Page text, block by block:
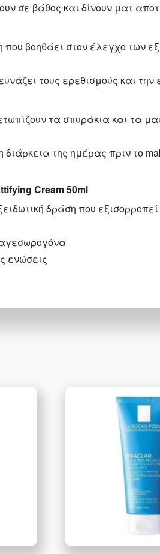
σε βάθος και δίνουν ματ
βοηθάει στον έλεγχο των
τους ερεθισμούς και
τα σπυράκια και τα
της ημέρας πριν το
Cream 50ml
δράση που
ενώσεις